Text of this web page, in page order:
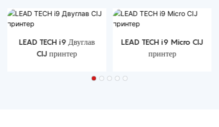
LEAD TECH i9 Двуглав
CIJ принтер
LEAD TECH i9 Micro CIJ
принтер